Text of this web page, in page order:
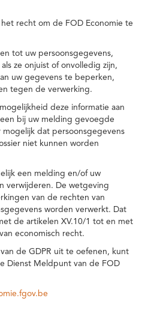
recht om de FOD Economie te
tot uw persoonsgegevens,
ze onjuist of onvolledig zijn,
uw gegevens te beperken,
tegen de verwerking.
deze informatie aan
bij uw melding gevoegde
dat persoonsgegevens
niet kunnen worden
een melding en/of uw
verwijderen. De wetgeving
van de rechten van
worden verwerkt. Dat
de artikelen XV.10/1 tot en met
economisch recht.
de GDPR uit te oefenen, kunt
Dienst Meldpunt van de FOD